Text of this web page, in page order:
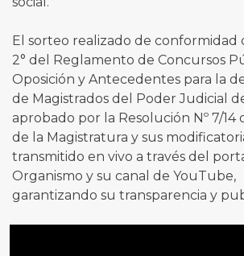
El sorteo realizado de conformidad
2° del Reglamento de Concursos
Oposición y Antecedentes para la
de Magistrados del Poder Judicial
aprobado por la Resolución Nº 7/14
de la Magistratura y sus
transmitido en vivo a través del
Organismo y su canal de YouTube,
garantizando su transparencia y